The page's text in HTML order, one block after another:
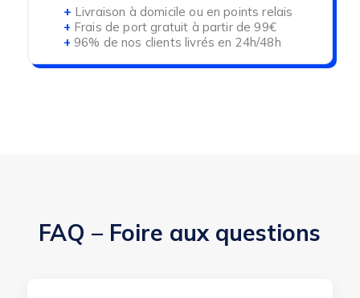
+ Livraison à domicile ou en points relais
+ Frais de port gratuit à partir de 99€
+ 96% de nos clients livrés en 24h/48h
FAQ – Foire aux questions